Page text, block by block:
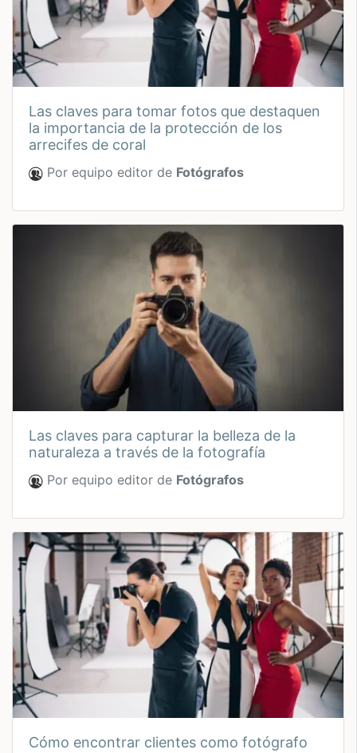
las claves para tomar fotos que destaquen
la importancia de la protección de los
arrecifes de coral
Por equipo editor de Fotógrafos
las claves para capturar la belleza de la
naturaleza a través de la fotografía
Por equipo editor de Fotógrafos
cómo encontrar clientes como fotógrafo